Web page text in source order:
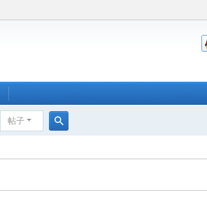
帖子
索